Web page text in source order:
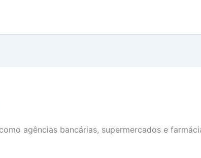
agências bancárias, supermercados e